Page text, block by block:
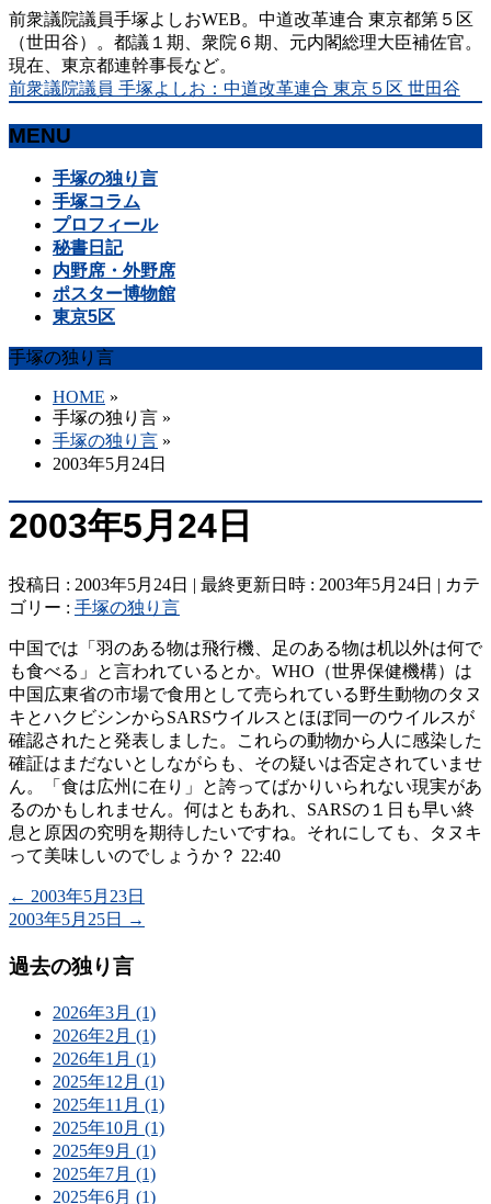
前衆議院議員手塚よしおWEB。中道改革連合 東京都第５区
（世田谷）。都議１期、衆院６期、元内閣総理大臣補佐官。
現在、東京都連幹事長など。
前衆議院議員 手塚よしお：中道改革連合 東京５区 世田谷
MENU
手塚の独り言
手塚コラム
プロフィール
秘書日記
内野席・外野席
ポスター博物館
東京5区
手塚の独り言
HOME »
手塚の独り言 »
手塚の独り言 »
2003年5月24日
2003年5月24日
投稿日 : 2003年5月24日 最終更新日時 : 2003年5月24日
カテ
ゴリー : 手塚の独り言
中国では「羽のある物は飛行機、足のある物は机以外は何で
も食べる」と言われているとか。WHO（世界保健機構）は
中国広東省の市場で食用として売られている野生動物のタヌ
キとハクビシンからSARSウイルスとほぼ同一のウイルスが
確認されたと発表しました。これらの動物から人に感染した
確証はまだないとしながらも、その疑いは否定されていませ
ん。「食は広州に在り」と誇ってばかりいられない現実があ
るのかもしれません。何はともあれ、SARSの１日も早い終
息と原因の究明を期待したいですね。それにしても、タヌキ
って美味しいのでしょうか？ 22:40
← 2003年5月23日
2003年5月25日
→
過去の独り言
2026年3月 (1)
2026年2月 (1)
2026年1月 (1)
2025年12月 (1)
2025年11月 (1)
2025年10月 (1)
2025年9月 (1)
2025年7月 (1)
2025年6月 (1)